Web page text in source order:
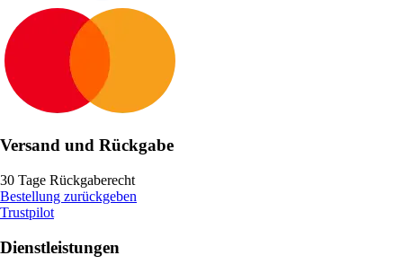
Versand und Rückgabe
30 Tage Rückgaberecht
Bestellung zurückgeben
Trustpilot
Dienstleistungen